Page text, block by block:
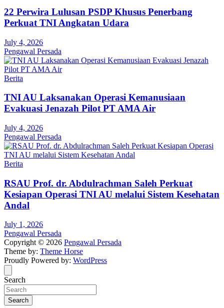
22 Perwira Lulusan PSDP Khusus Penerbang
Perkuat TNI Angkatan Udara
July 4, 2026
Pengawal Persada
Berita
TNI AU Laksanakan Operasi Kemanusiaan
Evakuasi Jenazah Pilot PT AMA Air
July 4, 2026
Pengawal Persada
Berita
RSAU Prof. dr. Abdulrachman Saleh Perkuat
Kesiapan Operasi TNI AU melalui Sistem Kesehatan
Andal
July 1, 2026
Pengawal Persada
Copyright © 2026 Pengawal Persada
Theme by: Theme Horse
Proudly Powered by: WordPress
Search
Search